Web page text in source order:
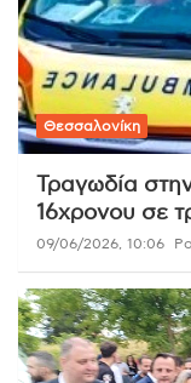
Θεσσαλονίκη
Τραγωδία
16χρονου σε
09/06/2026, 10:06